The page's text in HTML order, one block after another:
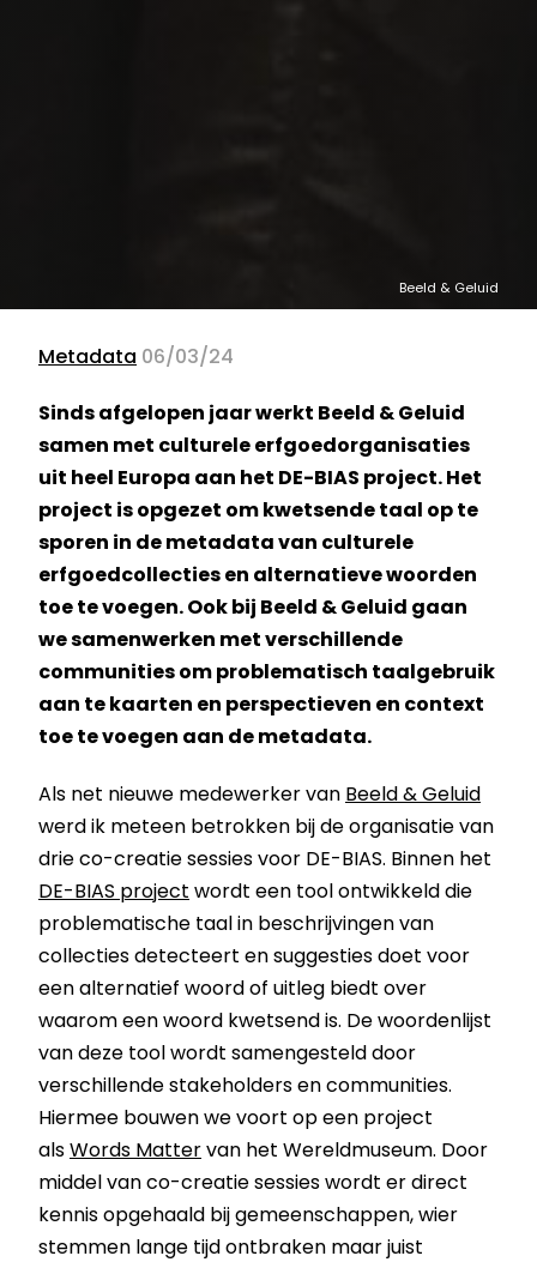
Beeld & Geluid
Metadata 06/03/24
Sinds afgelopen jaar werkt Beeld & Geluid
samen met culturele erfgoedorganisaties
uit heel Europa aan het DE-BIAS project. Het
project is opgezet om kwetsende taal op te
sporen in de metadata van culturele
erfgoedcollecties en alternatieve woorden
toe te voegen. Ook bij Beeld & Geluid gaan
we samenwerken met verschillende
communities om problematisch taalgebruik
aan te kaarten en perspectieven en context
toe te voegen aan de metadata.
Als net nieuwe medewerker van Beeld & Geluid
werd ik meteen betrokken bij de organisatie van
drie co-creatie sessies voor DE-BIAS. Binnen het
DE-BIAS project wordt een tool ontwikkeld die
problematische taal in beschrijvingen van
collecties detecteert en suggesties doet voor
een alternatief woord of uitleg biedt over
waarom een woord kwetsend is. De woordenlijst
van deze tool wordt samengesteld door
verschillende stakeholders en communities.
Hiermee bouwen we voort op een project
alsWords Mattervan het Wereldmuseum. Door
middel van co-creatie sessies wordt er direct
kennis opgehaald bij gemeenschappen, wier
stemmen lange tijd ontbraken maar juist